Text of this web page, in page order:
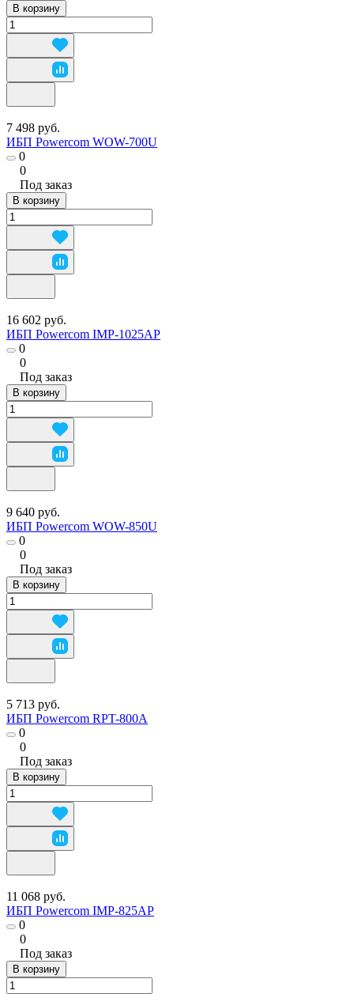
В корзину
7 498 руб.
ИБП Powercom WOW-700U
0
0
Под заказ
В корзину
16 602 руб.
ИБП Powercom IMP-1025AP
0
0
Под заказ
В корзину
9 640 руб.
ИБП Powercom WOW-850U
0
0
Под заказ
В корзину
5 713 руб.
ИБП Powercom RPT-800A
0
0
Под заказ
В корзину
11 068 руб.
ИБП Powercom IMP-825AP
0
0
Под заказ
В корзину